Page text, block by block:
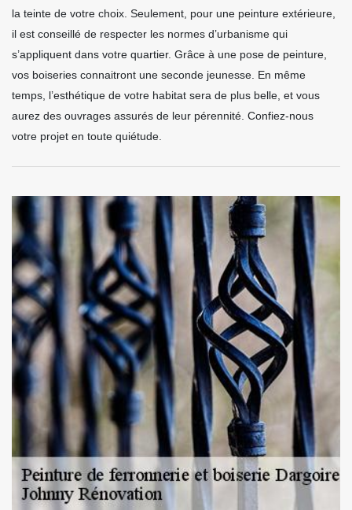
la teinte de votre choix. Seulement, pour une peinture extérieure,
il est conseillé de respecter les normes d’urbanisme qui
s’appliquent dans votre quartier. Grâce à une pose de peinture,
vos boiseries connaitront une seconde jeunesse. En même
temps, l’esthétique de votre habitat sera de plus belle, et vous
aurez des ouvrages assurés de leur pérennité. Confiez-nous
votre projet en toute quiétude.